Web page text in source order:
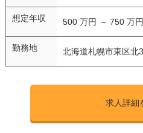
想定年収 500 万円 ～ 750 万円
勤務地 北海道札幌市東区北
求人詳細